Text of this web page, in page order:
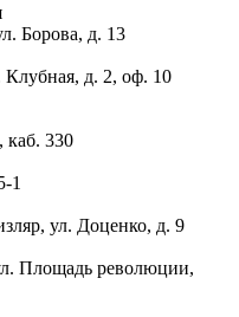
Борова, д. 13
Клубная, д. 2, оф. 10
каб. 330
1
ул. Доценко, д. 9
Площадь революции,